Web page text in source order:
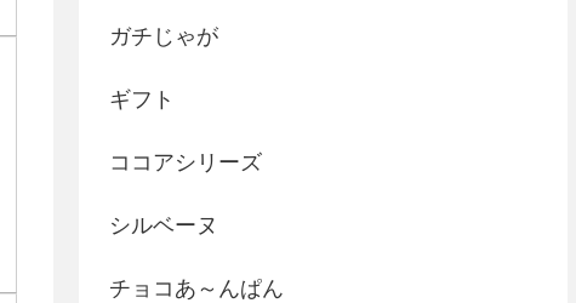
ガチじゃが
ギフト
ココアシリーズ
シルベーヌ
チョコあ～んぱん